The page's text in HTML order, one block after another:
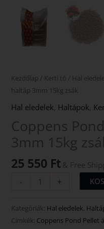
Kezdőlap / Kerti tó / Hal
haltáp 3mm 15kg zsák
Hal eledelek Haltápok
Coppens
3mm 15kg
25 550 Ft & Free
-
+
Kategóriák: Hal eledelek,
Címkék: Coppens Pond Pellet